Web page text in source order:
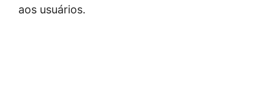
aos usuários.